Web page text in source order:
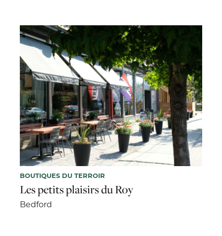
BOUTIQUES DU TERROIR
Les petits plaisirs du Roy
Bedford